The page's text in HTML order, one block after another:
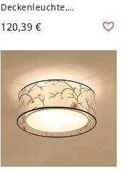
Deckenleuchte,
Künstlerischer Lotus-
Schirm & Weiches
Blendfreies Licht - 110V-
120V 40,64 cm Rund ohne
Franse
120,39 €